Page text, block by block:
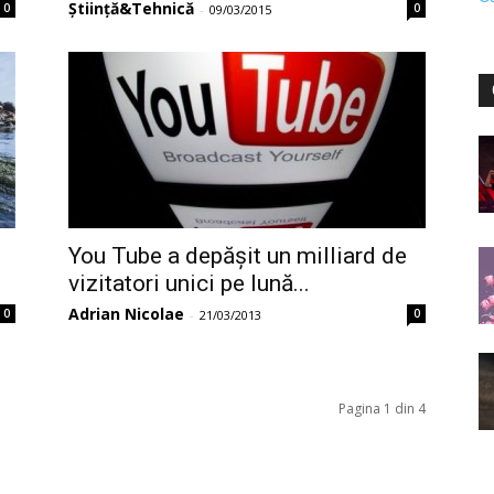
0 Știință&Tehnică - 09/03/2015 0
0
You Tube a depășit un milliard de
vizitatori unici pe lună...
Adrian Nicolae - 21/03/2013 0
Pagina 1 din 4